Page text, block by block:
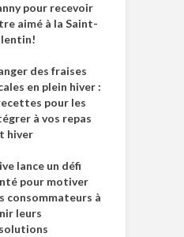
pour recevoir
aimé à la Saint-
des fraises
en plein hiver :
pour les
à vos repas
hiver
lance un défi
pour motiver
consommateurs à
leurs